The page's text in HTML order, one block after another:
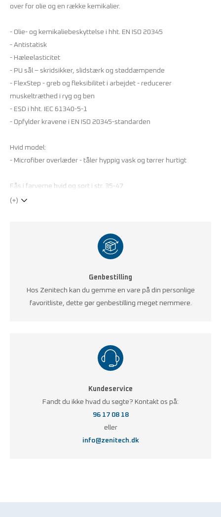
over for olie og en række kemikalier.
- Olie- og kemikaliebeskyttelse i hht. EN ISO 20345
- Antistatisk
- Hæleelasticitet
- PU sål – skridsikker, slidstærk og støddæmpende
- FlexStep - greb og fleksibilitet i arbejdet - reducerer
muskeltræthed i ryg og ben
- ESD i hht. IEC 61340-5-1
- Opfylder kravene i EN ISO 20345-standarden
Hvid model:
- Microfiber overlæder - tåler hyppig vask og tørrer hurtigt
Fås i farverne hvid og sort i str. 35-47
(+)
Genbestilling
Hos Zenitech kan du gemme en vare på din personlige
favoritliste, dette gør genbestilling meget nemmere.
Kundeservice
Fandt du ikke hvad du søgte? Kontakt os på:
96 17 08 18
eller
info@zenitech.dk